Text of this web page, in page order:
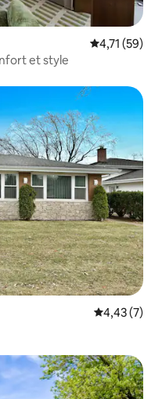
Évaluation
4,71 (59)
et style
Évaluation
4,43 (7)